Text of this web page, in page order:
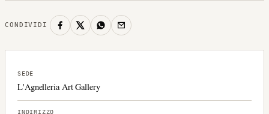
CONDIVIDI
SEDE
L'Agnelleria Art Gallery
INDIRIZZO